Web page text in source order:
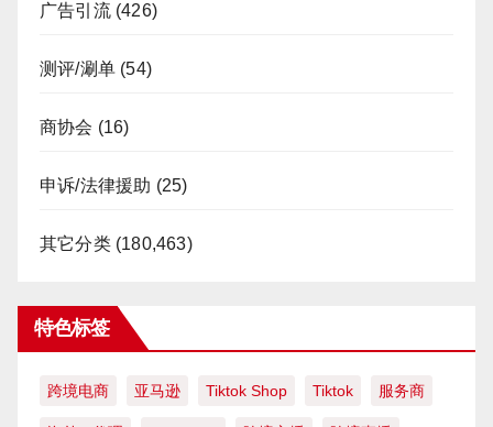
广告引流(426)
测评/涮单 (54)
商协会 (16)
申诉/法律援助 (25)
其它分类(180,463)
特色标签
跨境电商 亚马逊 Tiktok Shop Tiktok 服务商